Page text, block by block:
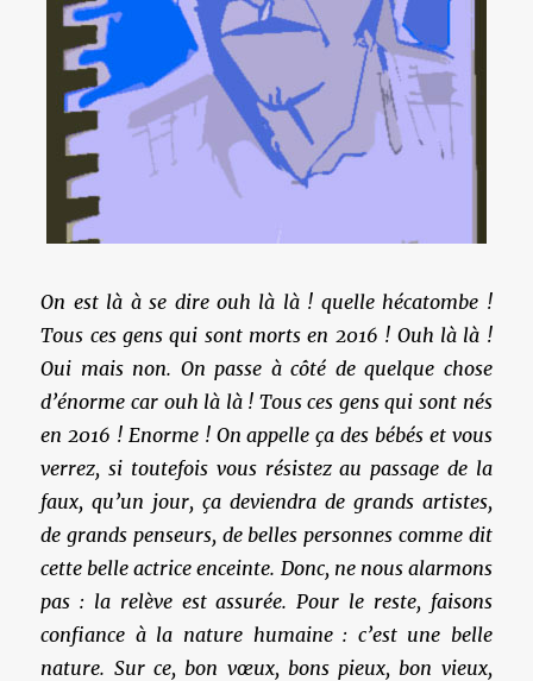
On est là à se dire ouh là là ! quelle hécatombe !
Tous ces gens qui sont morts en 2016 ! Ouh là là !
Oui mais non. On passe à côté de quelque chose
d’énorme car ouh là là ! Tous ces gens qui sont nés
en 2016 ! Enorme ! On appelle ça des bébés et vous
verrez, si toutefois vous résistez au passage de la
faux, qu’un jour, ça deviendra de grands artistes,
de grands penseurs, de belles personnes comme dit
cette belle actrice enceinte. Donc, ne nous alarmons
pas : la relève est assurée. Pour le reste, faisons
confiance à la nature humaine : c’est une belle
nature. Sur ce, bon vœux, bons pieux, bon vieux,